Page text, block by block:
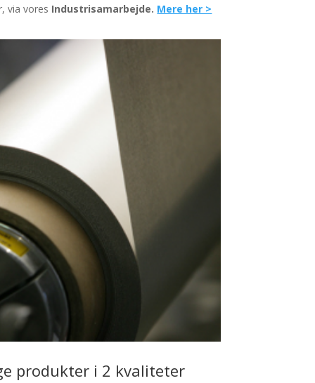
via vores Industrisamarbejde. Mere her >
produkter i 2 kvaliteter